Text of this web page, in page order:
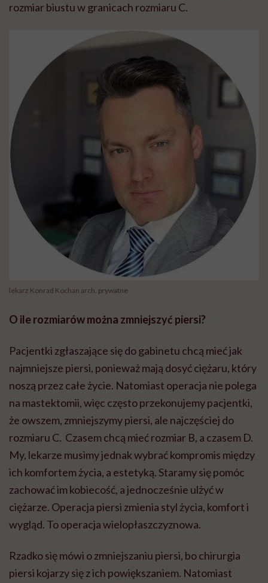
rozmiar biustu w granicach rozmiaru C.
lekarz Konrad Kochan arch. prywatne
O ile rozmiarów można zmniejszyć piersi?
Pacjentki zgłaszające się do gabinetu chcą mieć jak
najmniejsze piersi, ponieważ mają dosyć ciężaru, który
noszą przez całe życie. Natomiast operacja nie polega
na mastektomii, więc często przekonujemy pacjentki,
że owszem, zmniejszymy piersi, ale najczęściej do
rozmiaru C. Czasem chcą mieć rozmiar B, a czasem D.
My, lekarze musimy jednak wybrać kompromis między
ich komfortem życia, a estetyką. Staramy się pomóc
zachować im kobiecość, a jednocześnie ulżyć w
ciężarze. Operacja piersi zmienia styl życia, komfort i
wygląd. To operacja wielopłaszczyznowa.
Rzadko się mówi o zmniejszaniu piersi, bo chirurgia
piersi kojarzy się z ich powiększaniem. Natomiast